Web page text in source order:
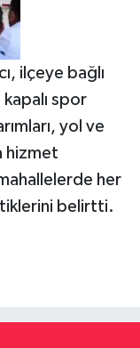
ilçeye bağlı
kapalı spor
yol ve
hizmet
her
belirtti.